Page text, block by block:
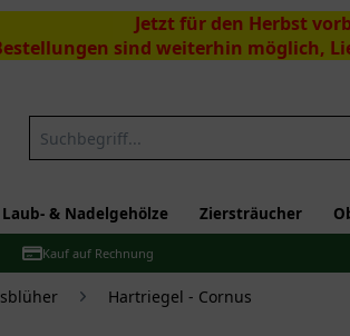
Jetzt für den Herbst
sind weiterhin möglich,
Laub- & Nadelgehölze Ziersträucher
Kauf auf Rechnung
Hartriegel - Cornus